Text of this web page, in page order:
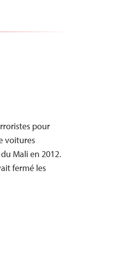
pour
voitures
Mali en 2012.
fermé les